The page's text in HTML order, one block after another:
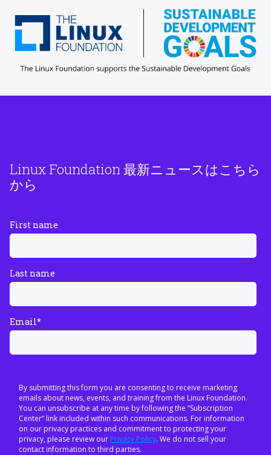
Linux Foundation 最新ニュースはこちら
から
First name
Last name
Email*
By submitting this form you are consenting to receive marketing
emails about news, events, and training from the Linux Foundation.
You can unsubscribe at any time by following the “Subscription
Center” link included within such communications. For information
on our privacy practices and commitment to protecting your
privacy, please review our Privacy Policy. We do not sell your
contact information to third parties.